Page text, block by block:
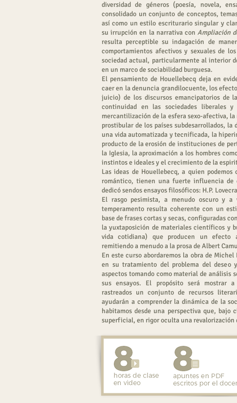
diversidad de géneros (poesía, novela,
consolidado un conjunto de conceptos,
así como un estilo escriturario singular y
su irrupción en la narrativa conAmpliación
resulta perceptible su indagación de
comportamientos afectivos y sexuales de
sociedad actual, particularmente al interior
en un marco de sociabilidad burguesa.
El pensamiento de Houellebecq deja en
caer en la denuncia grandilocuente, los
juicio) de los discursos emancipatorios de
continuidad en las sociedades liberales
mercantilización de la esfera sexo-afectiva,
prostibular de los países subdesarrollados, la
una vida automatizada y tecnificada, la
producto de la erosión de instituciones de
la Iglesia, la aproximación a los hombres
instintos e ideales y el crecimiento de la
Las ideas de Houellebecq, a quien podemos
romántico, tienen una fuerte influencia de
dedicó sendos ensayos filosóficos: H.P.
El rasgo pesimista, a menudo oscuro y a
temperamento resulta coherente con un
base de frases cortas y secas, configuradas
la yuxtaposición de materiales científicos y
vida cotidiana) que producen un efecto
remitiendo a menudo a la prosa de Albert
En este curso abordaremos la obra de
en su tratamiento del problema del deseo
aspectos tomando como material de análisis
sus ensayos. El propósito será mostrar
rastreados un conjunto de recursos
ayudarán a comprender la dinámica de la
habitamos desde una perspectiva que, bajo
superficial, en rigor oculta una revalorización